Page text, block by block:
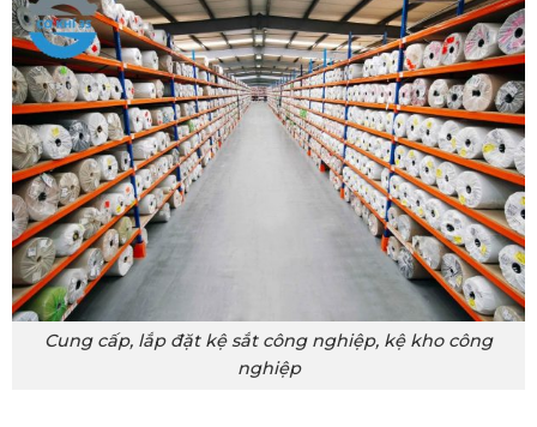
Cung cấp, lắp đặt kệ sắt công nghiệp, kệ kho công
nghiệp